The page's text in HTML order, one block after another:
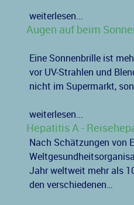
weiterlesen...
Augen auf beim
Eine Sonnenbrille ist
vor UV-Strahlen und
nicht im Supermarkt,
weiterlesen...
Hepatitis A -
Nach Schätzungen von
Jahr weltweit mehr als
den verschiedenen…